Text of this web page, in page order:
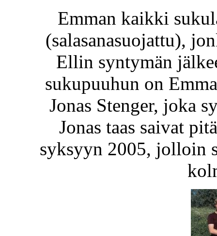
Emman kaikki
(salasanasuojattu),
Ellin syntymän
sukupuuhun on
Jonas Stenger, joka
Jonas taas saivat
syksyyn 2005, jolloin